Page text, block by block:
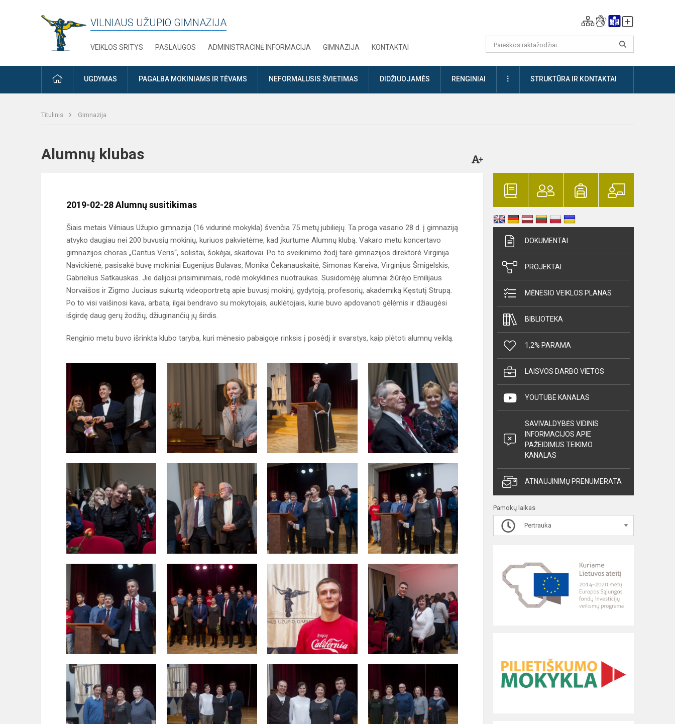
VILNIAUS UŽUPIO GIMNAZIJA
VEIKLOS SRITYS PASLAUGOS ADMINISTRACINĖ INFORMACIJA GIMNAZIJA KONTAKTAI
PRADŽIAUGDYMAS PAGALBA MOKINIAMS IR TĖVAMS NEFORMALUSIS ŠVIETIMAS DIDŽIUOJAMĖS RENGINIAI DAUGIAUSTRUKTŪRA IR KONTAKTAI
Titulinis Gimnazija
Alumnų klubas
2019-02-28 Alumnų susitikimas
Šiais metais Vilniaus Užupio gimnazija (16 vidurinė mokykla) švenčia 75 metų jubiliejų. Ta proga vasario 28 d. į gimnaziją
atvyko daugiau nei 200 buvusių mokinių, kuriuos pakvietėme, kad įkurtume Alumnų klubą. Vakaro metu koncertavo
gimnazijos choras „Cantus Veris“, solistai, šokėjai, skaitovai. Po to sveikinimo žodį tarė gimnazijos direktorė Virginija
Navickienė, pasisakė buvę mokiniai Eugenijus Bulavas, Monika Čekanauskaitė, Simonas Kareiva, Virginijus Šmigelskis,
Gabrielius Satkauskas. Jie dalijosi prisiminimais, rodė mokyklines nuotraukas. Susidomėję alumnai žiūrėjo Emilijaus
Norvaišos ir Zigmo Juciaus sukurtą videoportretą apie buvusį mokinį, gydytoją, profesorių, akademiką Kęstutį Strupą.
Po to visi vaišinosi kava, arbata, ilgai bendravo su mokytojais, auklėtojais, kurie buvo apdovanoti gėlėmis ir džiaugėsi
išgirdę daug gerų žodžių, džiuginančių jų širdis.
Renginio metu buvo išrinkta klubo taryba, kuri mėnesio pabaigoje rinksis į posėdį ir svarstys, kaip plėtoti alumnų veiklą.
DOKUMENTAI
PROJEKTAI
MĖNESIO VEIKLOS PLANAS
BIBLIOTEKA
1,2% PARAMA
LAISVOS DARBO VIETOS
YOUTUBE KANALAS
SAVIVALDYBĖS VIDINIS
INFORMACIJOS APIE
PAŽEIDIMUS TEIKIMO
KANALAS
ATNAUJINIMŲ PRENUMERATA
Pamokų laikas
Pertrauka